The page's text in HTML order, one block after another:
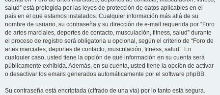
salud” está protegida por las leyes de protección de datos aplicables en el
país en el que estamos instalados. Cualquier información más allá de su
nombre de usuario, su contraseña y su dirección de e-mail requerida por “Foro
de artes marciales, deportes de contacto, musculación, fitness, salud” durante
el proceso de registro será obligatoria u opcional, según el criterio de “Foro de
artes marciales, deportes de contacto, musculación, fitness, salud”. En
cualquier caso, usted tiene la opción de qué información en su cuenta será
públicamente exhibida. Además, en su cuenta, usted tiene la opción de activar
o desactivar los emails generados automáticamente por el software phpBB.
Su contraseña está encriptada (cifrado de una vía) por lo tanto está segura.